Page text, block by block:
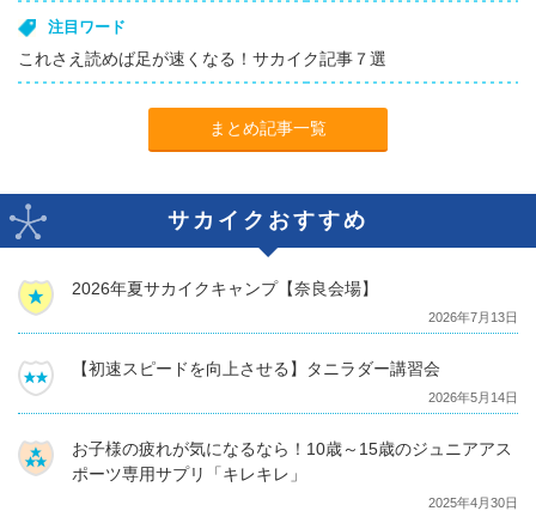
注目ワード
これさえ読めば足が速くなる！サカイク記事７選
まとめ記事一覧
サカイクおすすめ
2026年夏サカイクキャンプ【奈良会場】
2026年7月13日
【初速スピードを向上させる】タニラダー講習会
2026年5月14日
お子様の疲れが気になるなら！10歳～15歳のジュニアアス
ポーツ専用サプリ「キレキレ」
2025年4月30日